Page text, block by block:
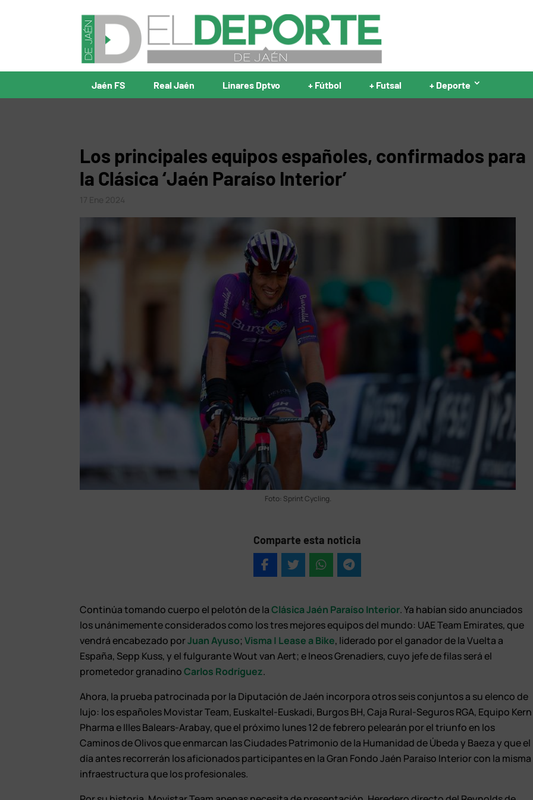
Jaén FS Real Jaén Linares Dptvo + Fútbol + Futsal + Deporte
Los principales equipos españoles, confirmados para
la Clásica ‘Jaén Paraíso Interior’
Foto: Sprint Cycling.
Comparte esta noticia
Continúa tomando cuerpo el pelotón de laClásica Jaén Paraíso Interior. Ya habían sido anunciados
los unánimemente considerados como los tres mejores equipos del mundo: UAE Team Emirates, que
vendrá encabezado porJuan Ayuso;Visma | Lease a Bike, liderado por el ganador de la Vuelta a
España, Sepp Kuss, y el fulgurante Wout van Aert; e Ineos Grenadiers, cuyo jefe de filas será el
prometedor granadinoCarlos Rodríguez.
Ahora, la prueba patrocinada por la Diputación de Jaén incorpora otros seis conjuntos a su elenco de
lujo: los españoles Movistar Team, Euskaltel-Euskadi, Burgos BH, Caja Rural-Seguros RGA, Equipo Kern
Pharma e Illes Balears-Arabay, que el próximo lunes 12 de febrero pelearán por el triunfo en los
Caminos de Olivos que enmarcan las Ciudades Patrimonio de la Humanidad de Úbeda y Baeza y que el
día antes recorrerán los aficionados participantes en la Gran Fondo Jaén Paraíso Interior con la misma
infraestructura que los profesionales.